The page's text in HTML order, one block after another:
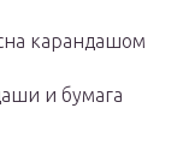
карандашом
и бумага